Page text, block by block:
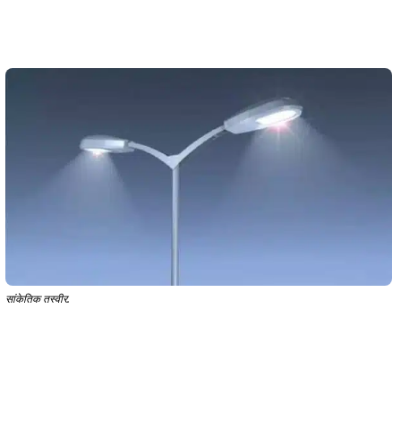
सांकेतिक तस्वीर.